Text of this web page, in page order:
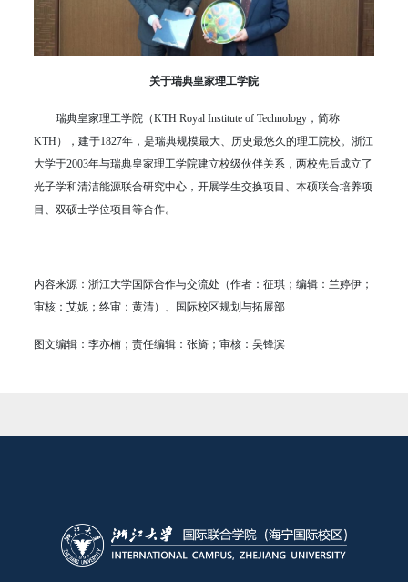
关于瑞典皇家理工学院
瑞典皇家理工学院（KTH Royal Institute of Technology，简称
KTH），建于1827年，是瑞典规模最大、历史最悠久的理工院校。浙江
大学于2003年与瑞典皇家理工学院建立校级伙伴关系，两校先后成立了
光子学和清洁能源联合研究中心，开展学生交换项目、本硕联合培养项
目、双硕士学位项目等合作。
内容来源：浙江大学国际合作与交流处（作者：征琪；编辑：兰婷伊；
审核：艾妮；终审：黄清）、国际校区规划与拓展部
图文编辑：李亦楠；责任编辑：张旖；审核：吴锋滨